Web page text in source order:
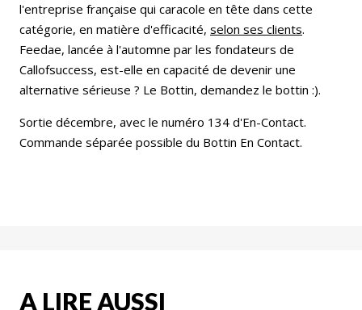
l'entreprise française qui caracole en tête dans cette
catégorie, en matière d'efficacité, selon ses clients.
Feedae, lancée à l'automne par les fondateurs de
Callofsuccess, est-elle en capacité de devenir une
alternative sérieuse ? Le Bottin, demandez le bottin :).
Sortie décembre, avec le numéro 134 d'En-Contact.
Commande séparée possible du Bottin En Contact.
A LIRE AUSSI